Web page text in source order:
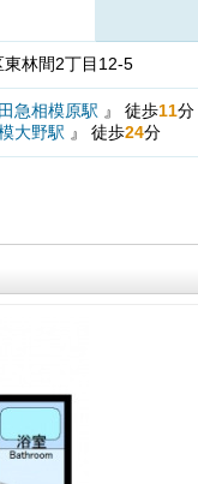
林間2丁目12-5
急相模原駅 』 徒歩11分
大野駅 』 徒歩24分